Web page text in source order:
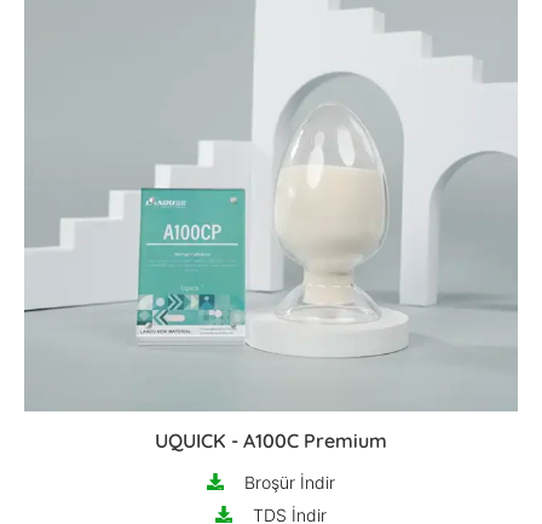
UQUICK - A100C Premium
Broşür İndir
TDS İndir